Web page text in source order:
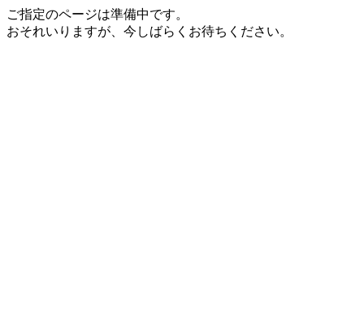
ご指定のページは準備中です。
おそれいりますが、今しばらくお待ちください。